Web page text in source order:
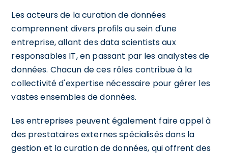
Les acteurs de la curation de données
comprennent divers profils au sein d'une
entreprise, allant des data scientists aux
responsables IT, en passant par les analystes de
données. Chacun de ces rôles contribue à la
collectivité d'expertise nécessaire pour gérer les
vastes ensembles de données.
Les entreprises peuvent également faire appel à
des prestataires externes spécialisés dans la
gestion et la curation de données, qui offrent des